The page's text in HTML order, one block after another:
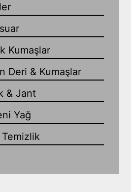
Kumaşlar
Deri & Kumaşlar
& Jant
Yağ
Temizlik